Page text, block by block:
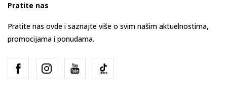
Pratite nas
Pratite nas ovde i saznajte više o svim našim aktuelnostima,
promocijama i ponudama.